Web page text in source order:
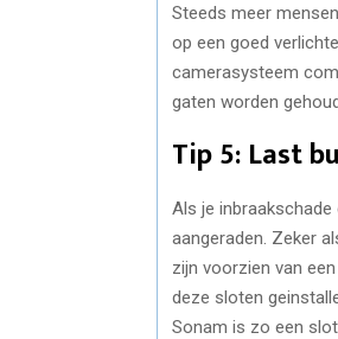
Steeds meer
op een goed
camerasysteem
gaten worden
Tip 5: Last
Als je
aangeraden. Zeker
zijn voorzien van
deze sloten
Sonam is zo een